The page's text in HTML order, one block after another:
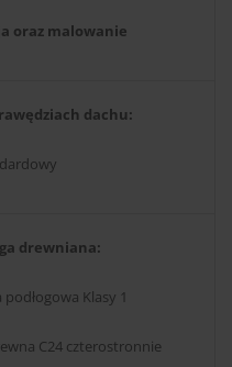
oraz malowanie
dachu:
drewniana:
Klasy 1
C24 czterostronnie